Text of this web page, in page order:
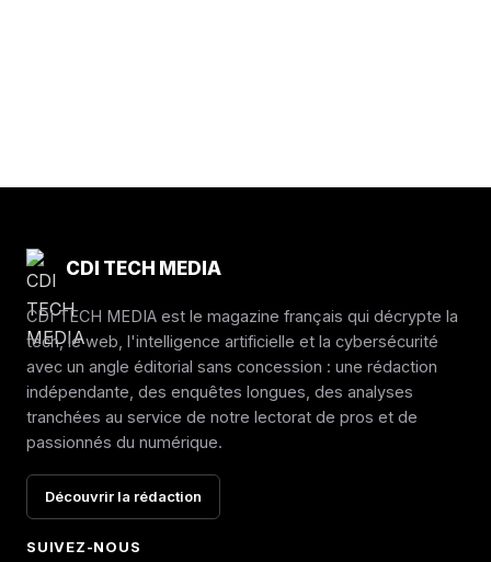
CDI TECH MEDIA
CDI TECH MEDIA est le magazine français qui décrypte la
tech, le web, l'intelligence artificielle et la cybersécurité
avec un angle éditorial sans concession : une rédaction
indépendante, des enquêtes longues, des analyses
tranchées au service de notre lectorat de pros et de
passionnés du numérique.
Découvrir la rédaction
SUIVEZ-NOUS